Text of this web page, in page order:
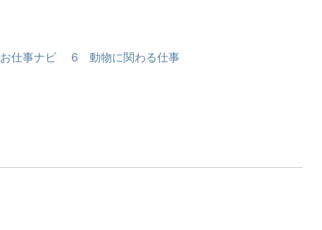
お仕事ナビ 6 動物に関わる仕事